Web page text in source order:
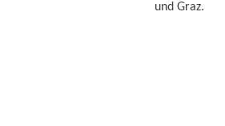
und Graz.